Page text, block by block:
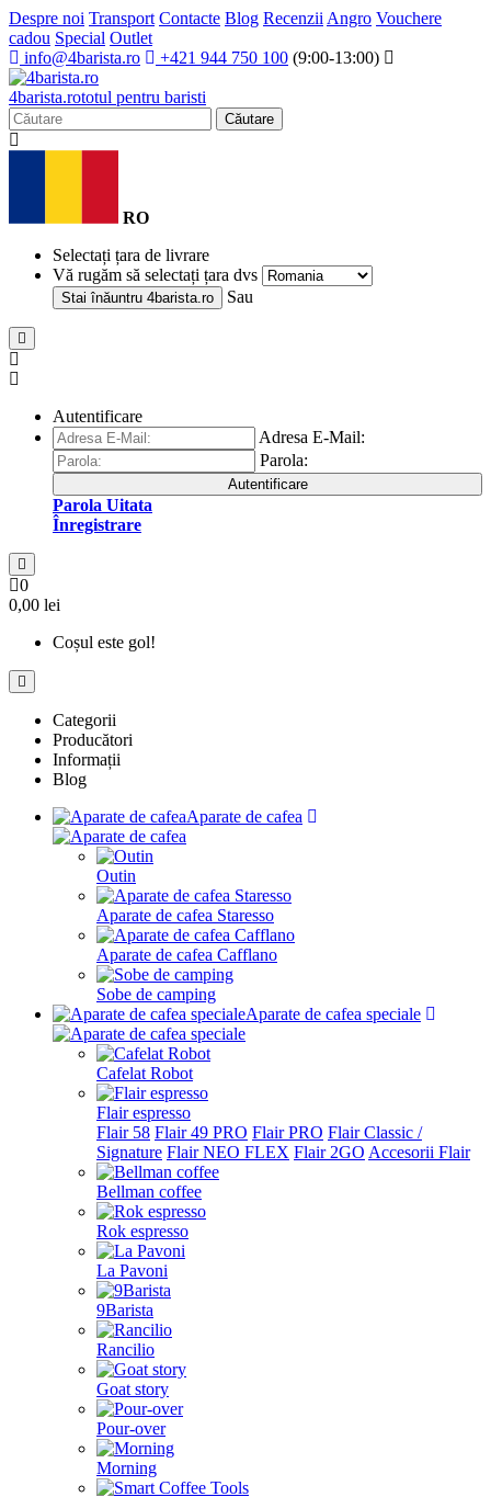
Despre noi Transport Contacte Blog Recenzii Angro Vouchere
cadou Special Outlet
info@4barista.ro
+421 944 750 100 (9:00-13:00)
4barista.rototul pentru baristi
Căutare
RO
Selectați țara de livrare
Vă rugăm să selectați țara dvs
Stai înăuntru 4barista.ro Sau
Autentificare
Adresa E-Mail:
Parola:
Autentificare
Parola Uitata
Înregistrare
0
0,00 lei
Coșul este gol!
Categorii
Producători
Informații
Blog
Aparate de cafea
Outin
Aparate de cafea Staresso
Aparate de cafea Cafflano
Sobe de camping
Aparate de cafea speciale
Cafelat Robot
Flair espresso
Flair 58 Flair 49 PRO Flair PRO Flair Classic /
Signature Flair NEO FLEX Flair 2GO Accesorii Flair
Bellman coffee
Rok espresso
La Pavoni
9Barista
Rancilio
Goat story
Pour-over
Morning